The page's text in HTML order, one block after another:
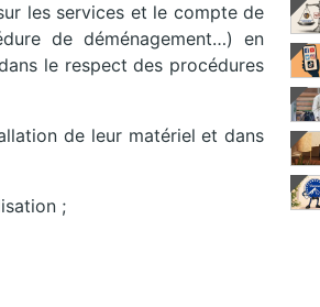
les services et le compte de
de déménagement…) en
le respect des procédures
de leur matériel et dans
;